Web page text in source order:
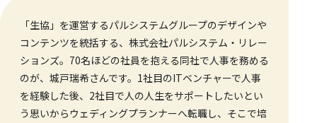
「生協」を運営するパルシステムグループのデザインや
コンテンツを統括する、株式会社パルシステム・リレー
ションズ。70名ほどの社員を抱える同社で人事を務める
のが、城戸瑞希さんです。1社目のITベンチャーで人事
を経験した後、2社目で人の人生をサポートしたいとい
う思いからウェディングプランナーへ転職し、そこで培